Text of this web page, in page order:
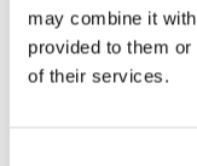
may combine it
provided to them
of their services.
Newsletter N.